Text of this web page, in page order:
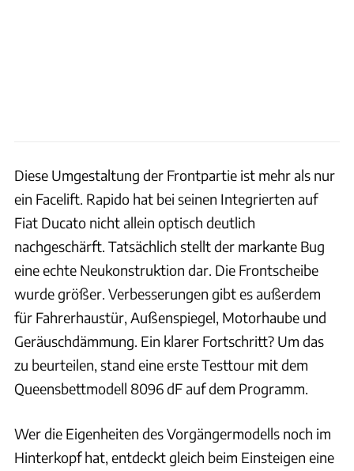
Diese Umgestaltung der Frontpartie ist mehr als nur
ein Facelift. Rapido hat bei seinen Integrierten auf
Fiat Ducato nicht allein optisch deutlich
nachgeschärft. Tatsächlich stellt der markante Bug
eine echte Neukonstruktion dar. Die Frontscheibe
wurde größer. Verbesserungen gibt es außerdem
für Fahrerhaustür, Außenspiegel, Motorhaube und
Geräuschdämmung. Ein klarer Fortschritt? Um das
zu beurteilen, stand eine erste Testtour mit dem
Queensbettmodell 8096 dF auf dem Programm.
Wer die Eigenheiten des Vorgängermodells noch im
Hinterkopf hat, entdeckt gleich beim Einsteigen eine